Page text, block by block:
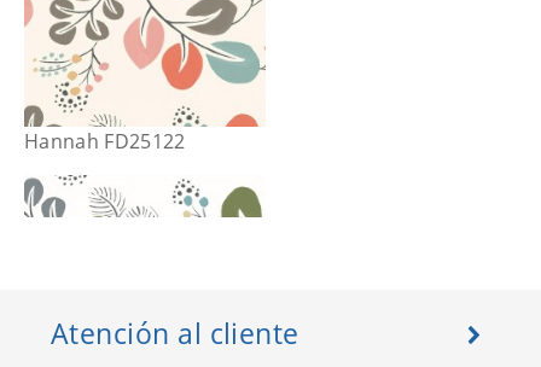
Hannah FD25122
Atención al cliente